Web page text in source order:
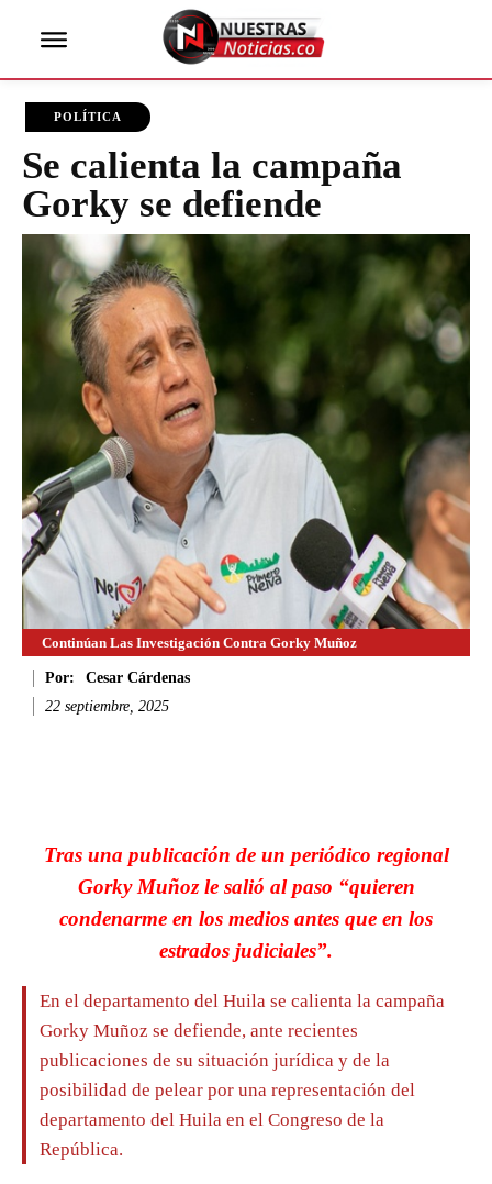
POLÍTICA
Se calienta la campaña
Gorky se defiende
Continúan Las Investigación Contra Gorky Muñoz
Por:
Cesar Cárdenas
22 septiembre, 2025
Tras una publicación de un periódico regional
Gorky Muñoz le salió al paso “quieren
condenarme en los medios antes que en los
estrados judiciales”.
En el departamento del Huila se calienta la campaña
Gorky Muñoz se defiende, ante recientes
publicaciones de su situación jurídica y de la
posibilidad de pelear por una representación del
departamento del Huila en el Congreso de la
República.